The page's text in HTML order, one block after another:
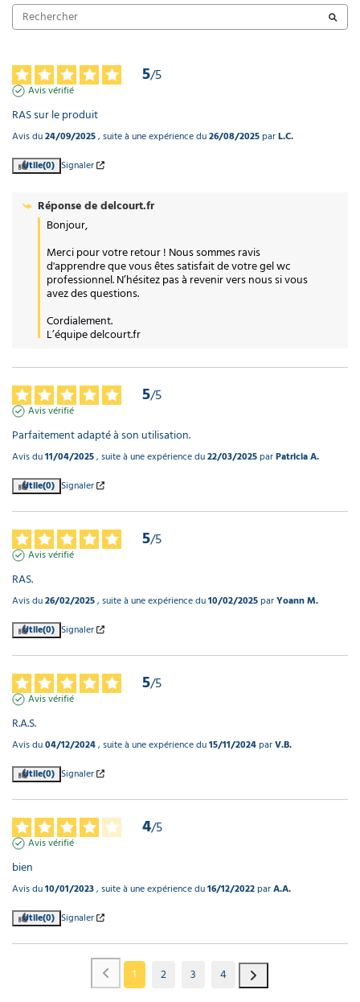
5/5
Avis vérifié
RAS sur le produit
Avis du24/09/2025, suite à une expérience du26/08/2025parL.C.
Utile(0) Signaler
Réponse dedelcourt.fr
Bonjour,
Merci pour votre retour ! Nous sommes ravis
d'apprendre que vous êtes satisfait de votre gel wc
professionnel. N’hésitez pas à revenir vers nous si vous
avez des questions.
Cordialement.
L’équipe delcourt.fr
5/5
Avis vérifié
Parfaitement adapté à son utilisation.
Avis du11/04/2025, suite à une expérience du22/03/2025parPatricia A.
Utile(0) Signaler
5/5
Avis vérifié
RAS.
Avis du26/02/2025, suite à une expérience du10/02/2025parYoann M.
Utile(0) Signaler
5/5
Avis vérifié
R.A.S.
Avis du04/12/2024, suite à une expérience du15/11/2024parV.B.
Utile(0) Signaler
4/5
Avis vérifié
bien
Avis du10/01/2023, suite à une expérience du16/12/2022parA.A.
Utile(0) Signaler
1 2 3 4